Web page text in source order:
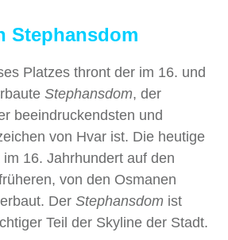
Stephansdom
Platzes thront der im 16. und
Stephansdom, der
beeindruckendsten und
von Hvar ist. Die heutige
16. Jahrhundert auf den
von den Osmanen
Der Stephansdom ist
Teil der Skyline der Stadt.